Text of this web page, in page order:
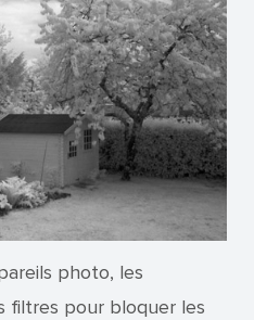
photo, les
filtres pour bloquer les